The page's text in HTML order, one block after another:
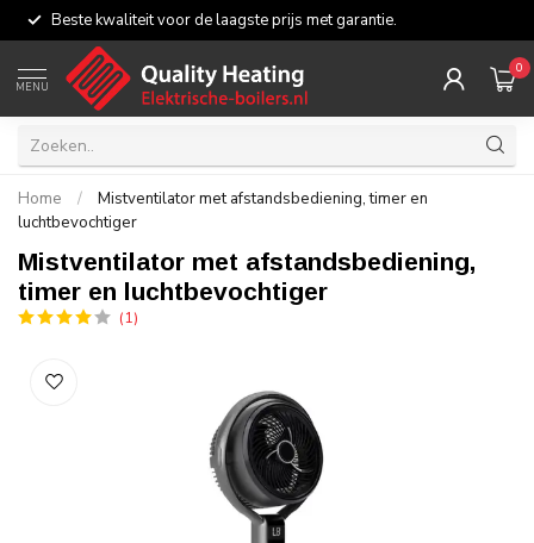
Beste kwaliteit voor de laagste prijs met garantie.
MENU
0
Home /
Mistventilator met afstandsbediening, timer en
luchtbevochtiger
Mistventilator met afstandsbediening,
timer en luchtbevochtiger
(1)